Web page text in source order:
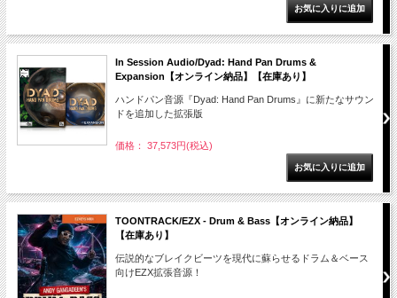
In Session Audio/Dyad: Hand Pan Drums &
Expansion【オンライン納品】【在庫あり】
ハンドパン音源『Dyad: Hand Pan Drums』に新たなサウン
ドを追加した拡張版
価格： 37,573円(税込)
TOONTRACK/EZX - Drum & Bass【オンライン納品】
【在庫あり】
伝説的なブレイクビーツを現代に蘇らせるドラム＆ベース
向けEZX拡張音源！